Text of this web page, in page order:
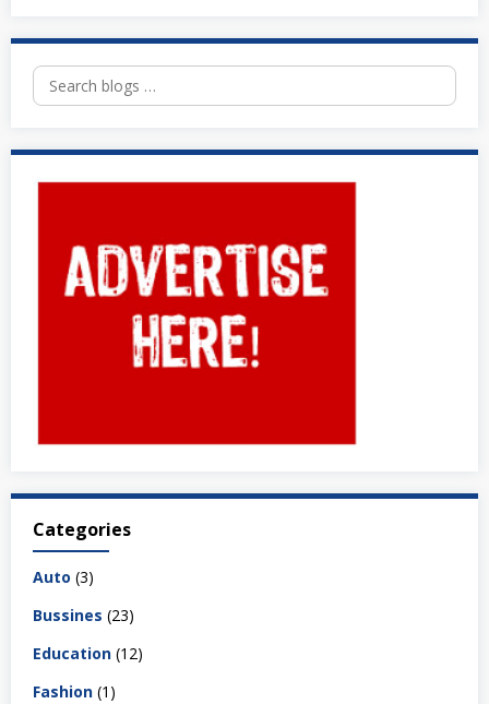
Search
for:
Categories
Auto (3)
Bussines (23)
Education (12)
Fashion (1)